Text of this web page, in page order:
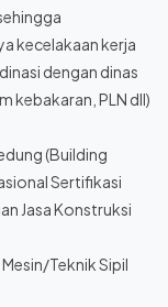
kecelakaan kerja
dengan dinas
kebakaran, PLN dll)
(Building
Sertifikasi
Jasa Konstruksi
Teknik Sipil